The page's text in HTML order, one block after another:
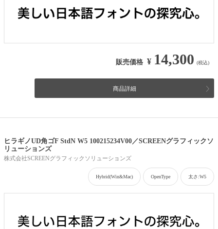
販売価格 ¥ 14,300 (税込)
商品詳細
ヒラギノUD角ゴF StdN W5 100215234V00／SCREENグラフィックソ
リューションズ
株式会社SCREENグラフィックソリューションズ
Hybrid(Win&Mac) OpenType 太さ:W5